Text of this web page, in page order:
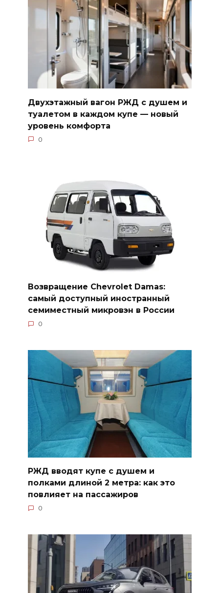
Двухэтажный вагон РЖД с душем и
туалетом в каждом купе — новый
уровень комфорта
0
Возвращение Chevrolet Damas:
самый доступный иностранный
семиместный микровэн в России
0
РЖД вводят купе с душем и
полками длиной 2 метра: как это
повлияет на пассажиров
0